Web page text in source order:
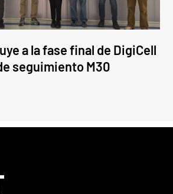
a la fase final de DigiCell
seguimiento M30